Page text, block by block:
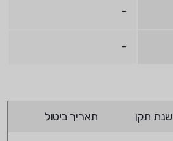
-
-
שנת תקן תאריך ביטול